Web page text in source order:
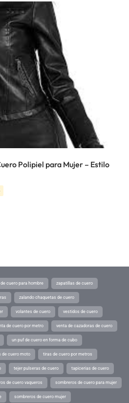
Polipiel para Mujer – Estilo
cuero para hombre zapatillas de cuero
zalando chaquetas de cuero
volantes de cuero vestidos de cuero
de cuero por metro venta de cazadoras de cuero
un puf de cuero en forma de cubo
de cuero moto tiras de cuero por metros
tejer pulseras de cuero tapicerias de cuero
de cuero vaqueros sombreros de cuero para mujer
sombreros de cuero mujer